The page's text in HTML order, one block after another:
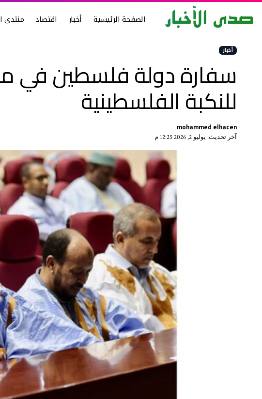
الصفحة الرئيسية أخبار اقتصاد منتدى
أخبار
سفارة دولة فلسطين في
للنكبة الفلسطينية
آخر تحديث: يوليو 2, 2026 12:25 م
mohammed elhacen